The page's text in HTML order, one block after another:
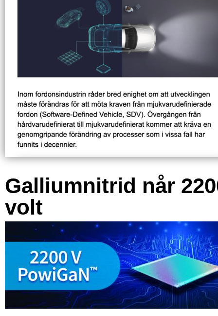
Galliumnitrid når
volt